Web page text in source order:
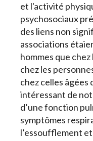
et l'activité
psychosociaux
des liens non
associations
hommes que
chez les
chez celles âgées
intéressant de
d’une fonction
symptômes
l’essoufflement